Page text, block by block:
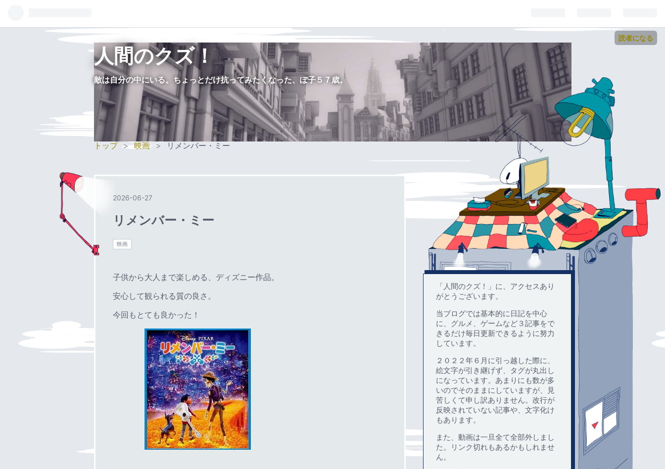
読者になる
人間のクズ！
敵は自分の中にいる。ちょっとだけ抗ってみたくなった、ぽ子５７歳。
トップ > 映画 > リメンバー・ミー
2026-06-27
リメンバー・ミー
映画
子供から大人まで楽しめる、ディズニー作品。
安心して観られる質の良さ。
今回もとても良かった！
「人間のクズ！」に、アクセスあり
がとうございます。
当ブログでは基本的に日記を中心
に、グルメ、ゲームなど３記事をで
きるだけ毎日更新できるように努力
しています。
２０２２年６月に引っ越した際に、
絵文字が引き継げず、タグが丸出し
になっています。あまりにも数が多
いのでそのままにしていますが、見
苦しくて申し訳ありません。改行が
反映されていない記事や、文字化け
もあります。
また、動画は一旦全て全部外しまし
た。リンク切れもあるかもしれませ
ん。